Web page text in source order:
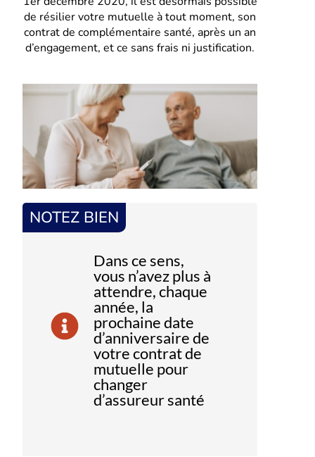
de résilier votre mutuelle à tout moment, son
contrat de complémentaire santé, après un an
d’engagement, et ce sans frais ni justification.
Dans ce sens,
vous n’avez plus à
attendre, chaque
année, la
prochaine date
d’anniversaire de
votre contrat de
mutuelle pour
changer
d’assureur santé
NOTEZ BIEN